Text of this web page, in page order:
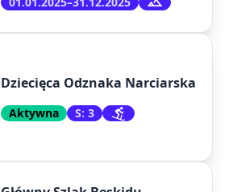
Dziecięca Odznaka Narciarska
Aktywna S: 3